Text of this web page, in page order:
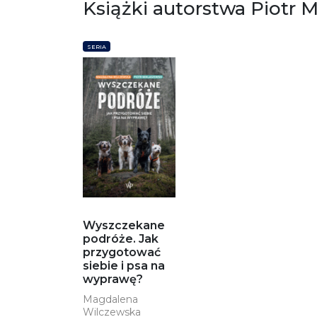
Książki autorstwa Piotr
SERIA
Wyszczekane
podróże. Jak
przygotować
siebie i psa na
wyprawę?
Magdalena
Wilczewska